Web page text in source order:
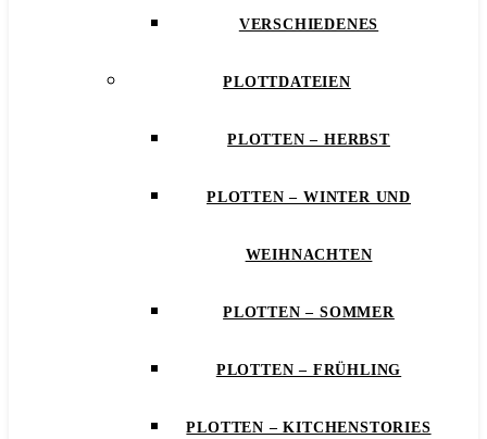
VERSCHIEDENES
PLOTTDATEIEN
PLOTTEN – HERBST
PLOTTEN – WINTER UND
WEIHNACHTEN
PLOTTEN – SOMMER
PLOTTEN – FRÜHLING
PLOTTEN – KITCHENSTORIES